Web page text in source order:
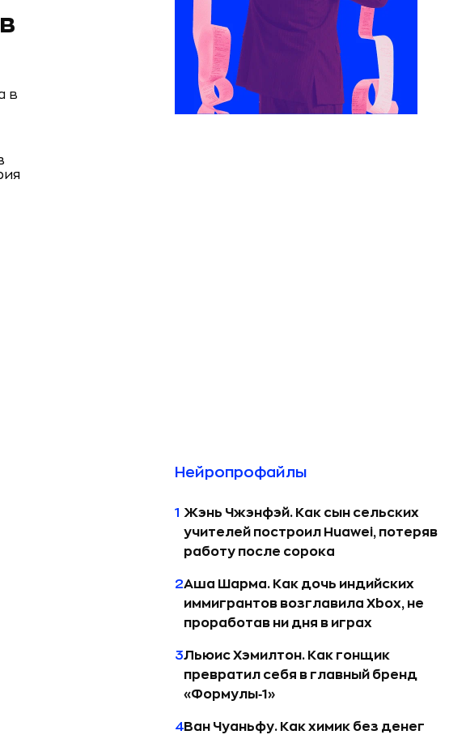
в
Нейро­профайлы
1 Жэнь Чжэнфэй. Как сын сельских
учителей построил Huawei, потеряв
работу после сорока
2Аша Шарма. Как дочь индийских
иммигрантов возглавила Xbox, не
проработав ни дня в играх
3Льюис Хэмилтон. Как гонщик
превратил себя в главный бренд
«Формулы‑1»
4Ван Чуаньфу. Как химик без денег